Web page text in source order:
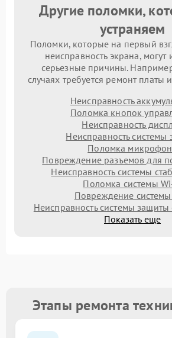
Другие поломки,
устраняем
Поломки, которые на первый
неисправность экрана, могут
серьезные причины.
случаях требуется ремонт платы
Неисправность
Поломка кнопок
Неисправность
Неисправность системы
Поломка
Повреждение разъемов для
Неисправность системы
Поломка системы
Повреждение системы
Неисправность системы защиты
Показать еще
Этапы ремонта